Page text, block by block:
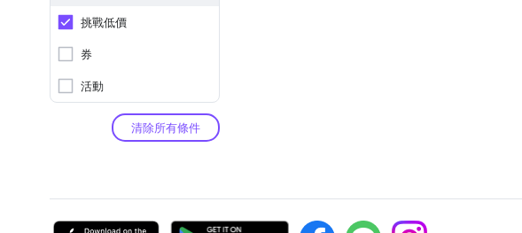
挑戰低價
券
活動
清除所有條件